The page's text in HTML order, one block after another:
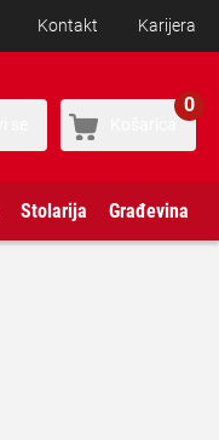
Kontakt Karijera
0
Stolarija Građevina